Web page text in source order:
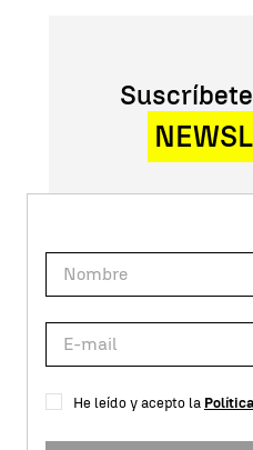
He leído y acepto la